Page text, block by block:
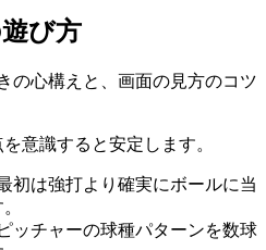
び方
の心構えと、画面の見方のコツ
意識すると安定します。
初は強打より確実にボールに当
ピッチャーの球種パターンを数球